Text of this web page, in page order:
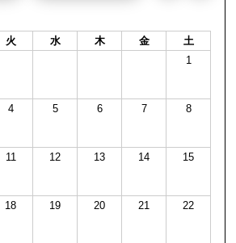
火 水 木 金
土
1
4 5 6 7 8
11 12 13 14 15
18 19 20 21 22